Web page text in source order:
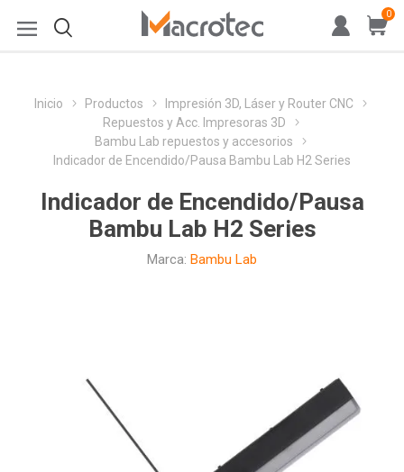
0
Inicio Productos
Impresión 3D, Láser y Router CNC
Repuestos y Acc. Impresoras 3D
Bambu Lab repuestos y accesorios
Indicador de Encendido/Pausa Bambu Lab H2 Series
Indicador de Encendido/Pausa
Bambu Lab H2 Series
Marca: Bambu Lab